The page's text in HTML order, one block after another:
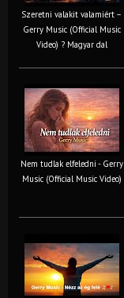
Szeretni valakit valamiért –
Gerry Music (Official Music
Video) ? Magyar dal
Nem tudlak elfeledni - Gerry
Music (Official Music Video)